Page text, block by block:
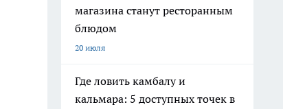
магазина станут ресторанным
блюдом
20 июля
Где ловить камбалу и
кальмара: 5 доступных точек в